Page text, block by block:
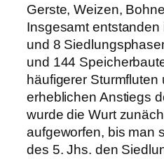
Gerste, Weizen,
Insgesamt
und 8
und 144
häufigerer Sturmfluten
erheblichen Anstiegs
wurde die Wurt
aufgeworfen, bis man
des 5. Jhs. den